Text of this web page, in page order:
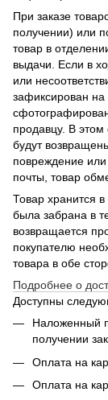
При заказе
получении) или
товар в
выдачи. Если в
или
зафиксирован на
продавцу. В этом
будут
повреждение
почты, товар
Товар хранится
была забрана в
возвращается
покупателю
товара в обе
Подробнее о
Доступны
Наложенный
получении
Оплата на
Оплата на